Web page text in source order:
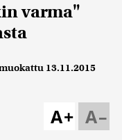
varma"
13.11.2015
A–
A+